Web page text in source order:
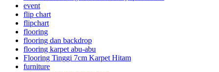
event
flip chart
flipchart
flooring
flooring dan backdrop
flooring karpet abu-abu
Flooring Tinggi 7cm Karpet Hitam
furniture